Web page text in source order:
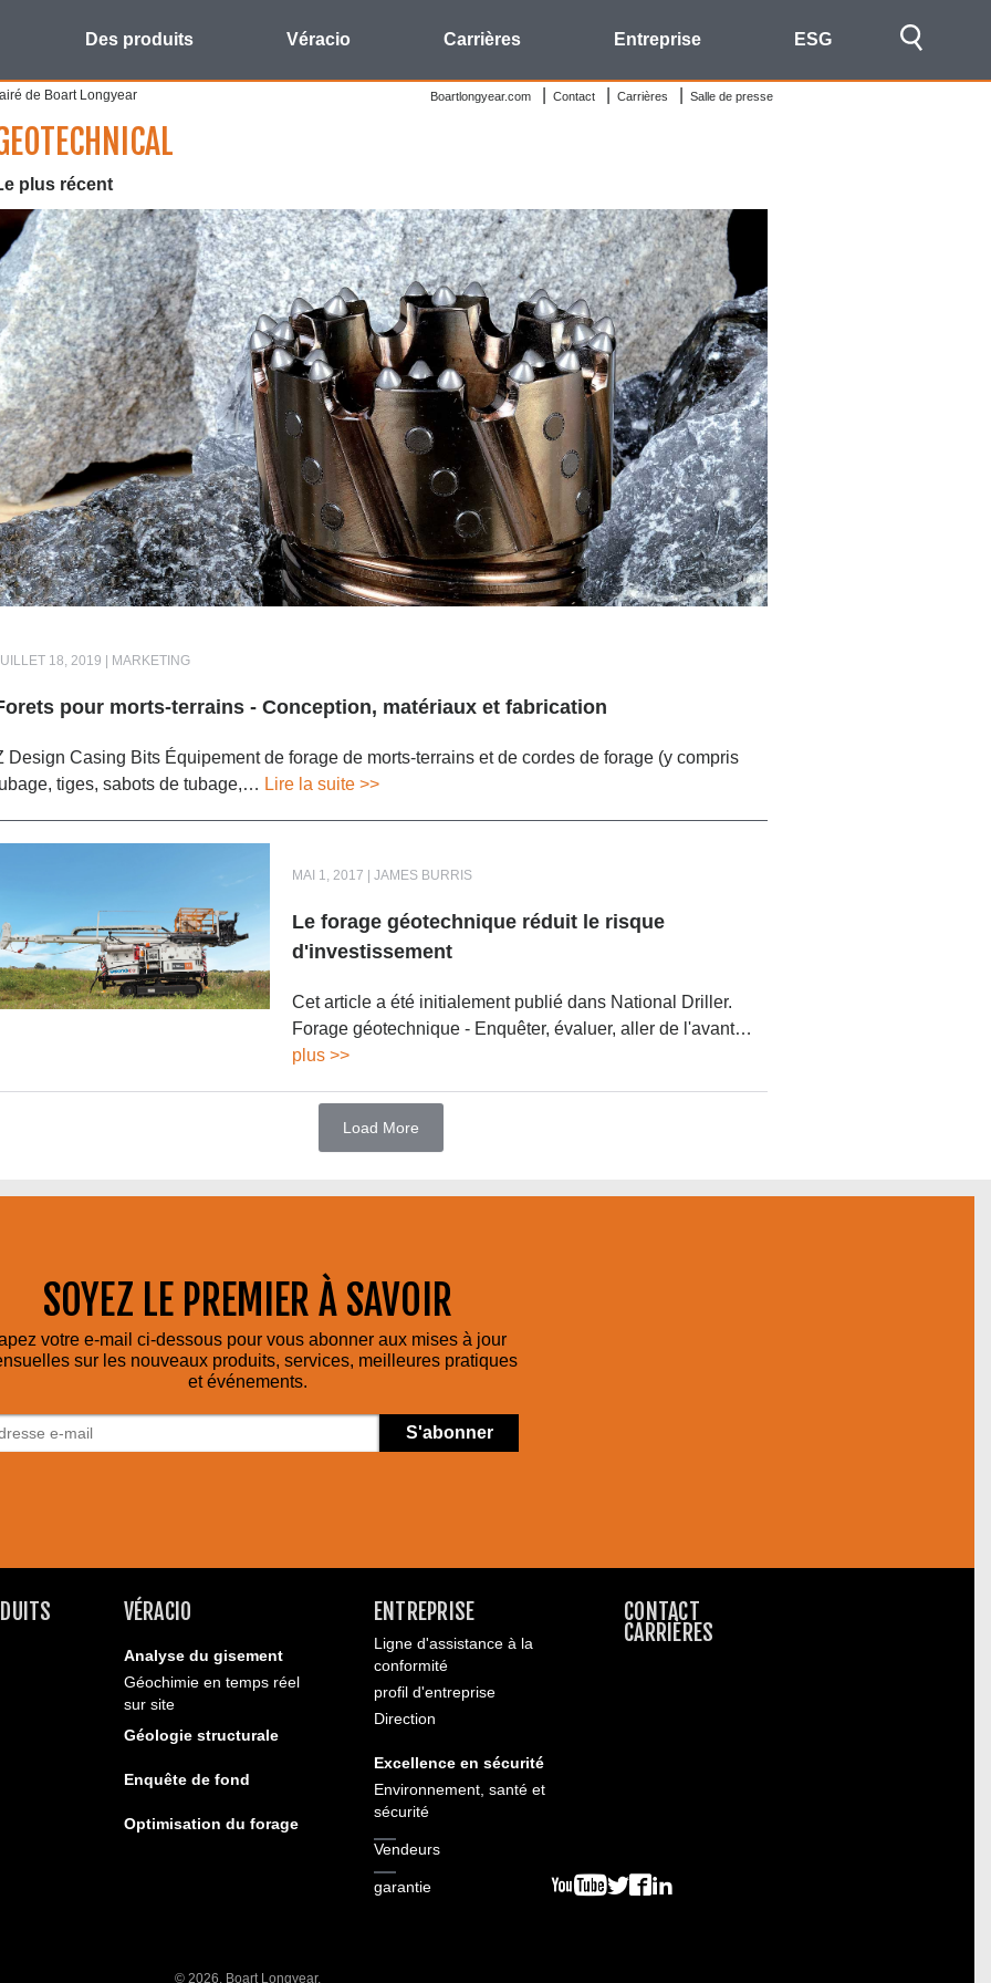
Des produits Véracio Carrières Entreprise ESG
de Boart Longyear Boartlongyear.com Contact Carrières Salle de presse
plus récent
18, 2019 | MARKETING
pour morts-terrains - Conception, matériaux et fabrication
Design Casing Bits Équipement de forage de morts-terrains et de cordes de forage (y compris
tiges, sabots de tubage,… Lire la suite >>
MAI 1, 2017 | JAMES BURRIS
Le forage géotechnique réduit le risque
d'investissement
Cet article a été initialement publié dans National Driller.
Forage géotechnique - Enquêter, évaluer, aller de l'avant…
plus >>
Load More
SOYEZ LE PREMIER À SAVOIR
votre e-mail ci-dessous pour vous abonner aux mises à jour
sur les nouveaux produits, services, meilleures pratiques
et événements.
VÉRACIO
Analyse du gisement
Géochimie en temps réel
sur site
Géologie structurale
Enquête de fond
Optimisation du forage
ENTREPRISE
Ligne d'assistance à la
conformité
profil d'entreprise
Direction
Excellence en sécurité
Environnement, santé et
sécurité
Vendeurs
garantie
CONTACT
CARRIÈRES
© 2026. Boart Longyear.